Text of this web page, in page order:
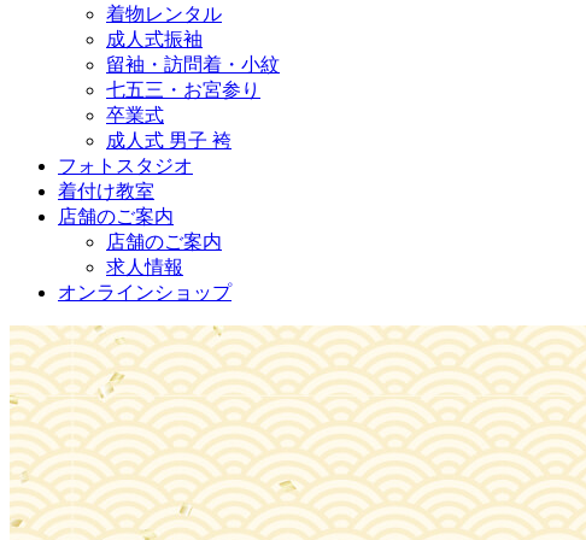
着物レンタル
成人式振袖
留袖・訪問着・小紋
七五三・お宮参り
卒業式
成人式 男子 袴
フォトスタジオ
着付け教室
店舗のご案内
店舗のご案内
求人情報
オンラインショップ